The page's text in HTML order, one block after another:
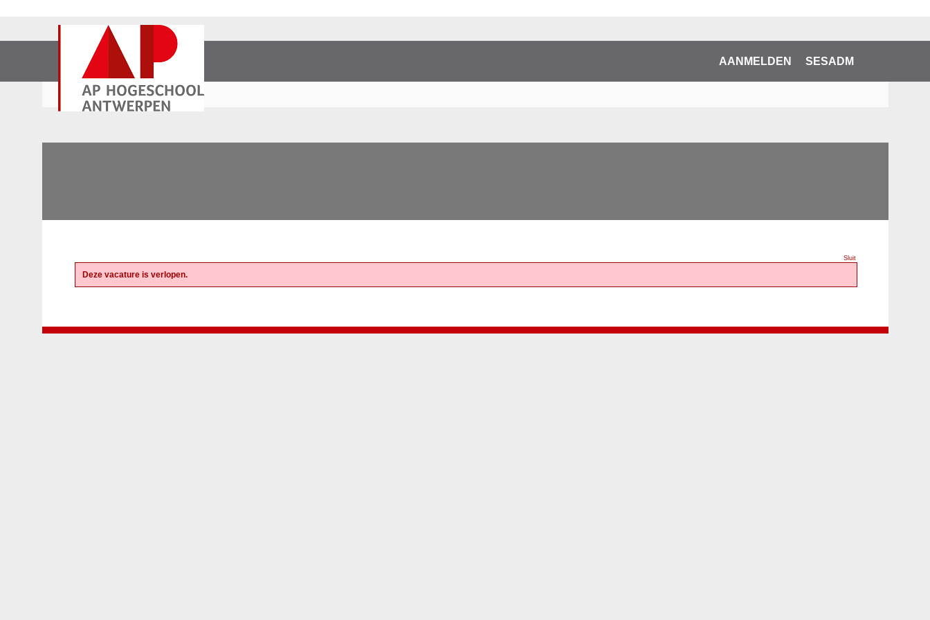
AANMELDEN SESADM
Sluit
Deze vacature is verlopen.